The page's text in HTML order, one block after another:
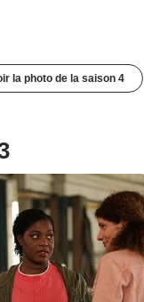
la photo de la saison 4